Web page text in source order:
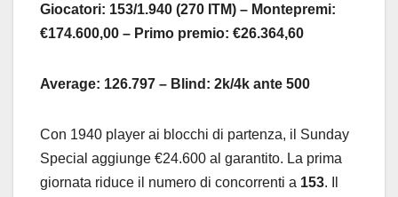
Giocatori: 153/1.940 (270 ITM) – Montepremi:
€174.600,00 – Primo premio: €26.364,60
Average: 126.797 – Blind: 2k/4k ante 500
Con 1940 player ai blocchi di partenza, il Sunday
Special aggiunge €24.600 al garantito. La prima
giornata riduce il numero di concorrenti a 153. Il